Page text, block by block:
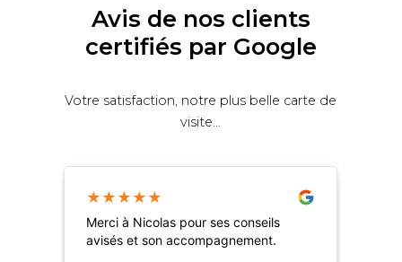
Avis de nos clients
certifiés par Google
Votre satisfaction, notre plus belle carte de
visite...
★ ★ ★ ★ ★
Merci à Nicolas pour ses conseils
avisés et son accompagnement.